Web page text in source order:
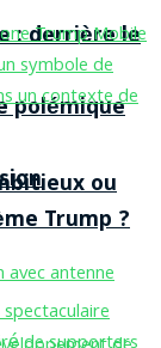
: derrière le
polémique
ou
Trump ?